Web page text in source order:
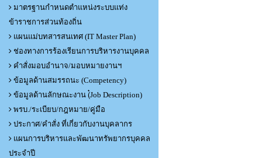
มาตรฐานกำหนดตำแหน่งระบบแท่ง
ข้าราชการส่วนท้องถิ่น
แผนแม่บทสารสนเทศ (IT Master Plan)
ช่องทางการร้องเรียนการบริหารงานบุคคล
คำสั่งมอบอำนาจ/มอบหมายงานฯ
ข้อมูลด้านสมรรถนะ (Competency)
ข้อมูลด้านลักษณะงาน (๋Job Description)
พรบ./ระเบียบ/กฎหมาย/คู่มือ
ประกาศ/คำสั่ง ที่เกี่ยวกับงานบุคลากร
แผนการบริหารและพัฒนาทรัพยากรบุคคล
ประจำปี